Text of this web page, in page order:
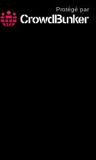
Protégé par